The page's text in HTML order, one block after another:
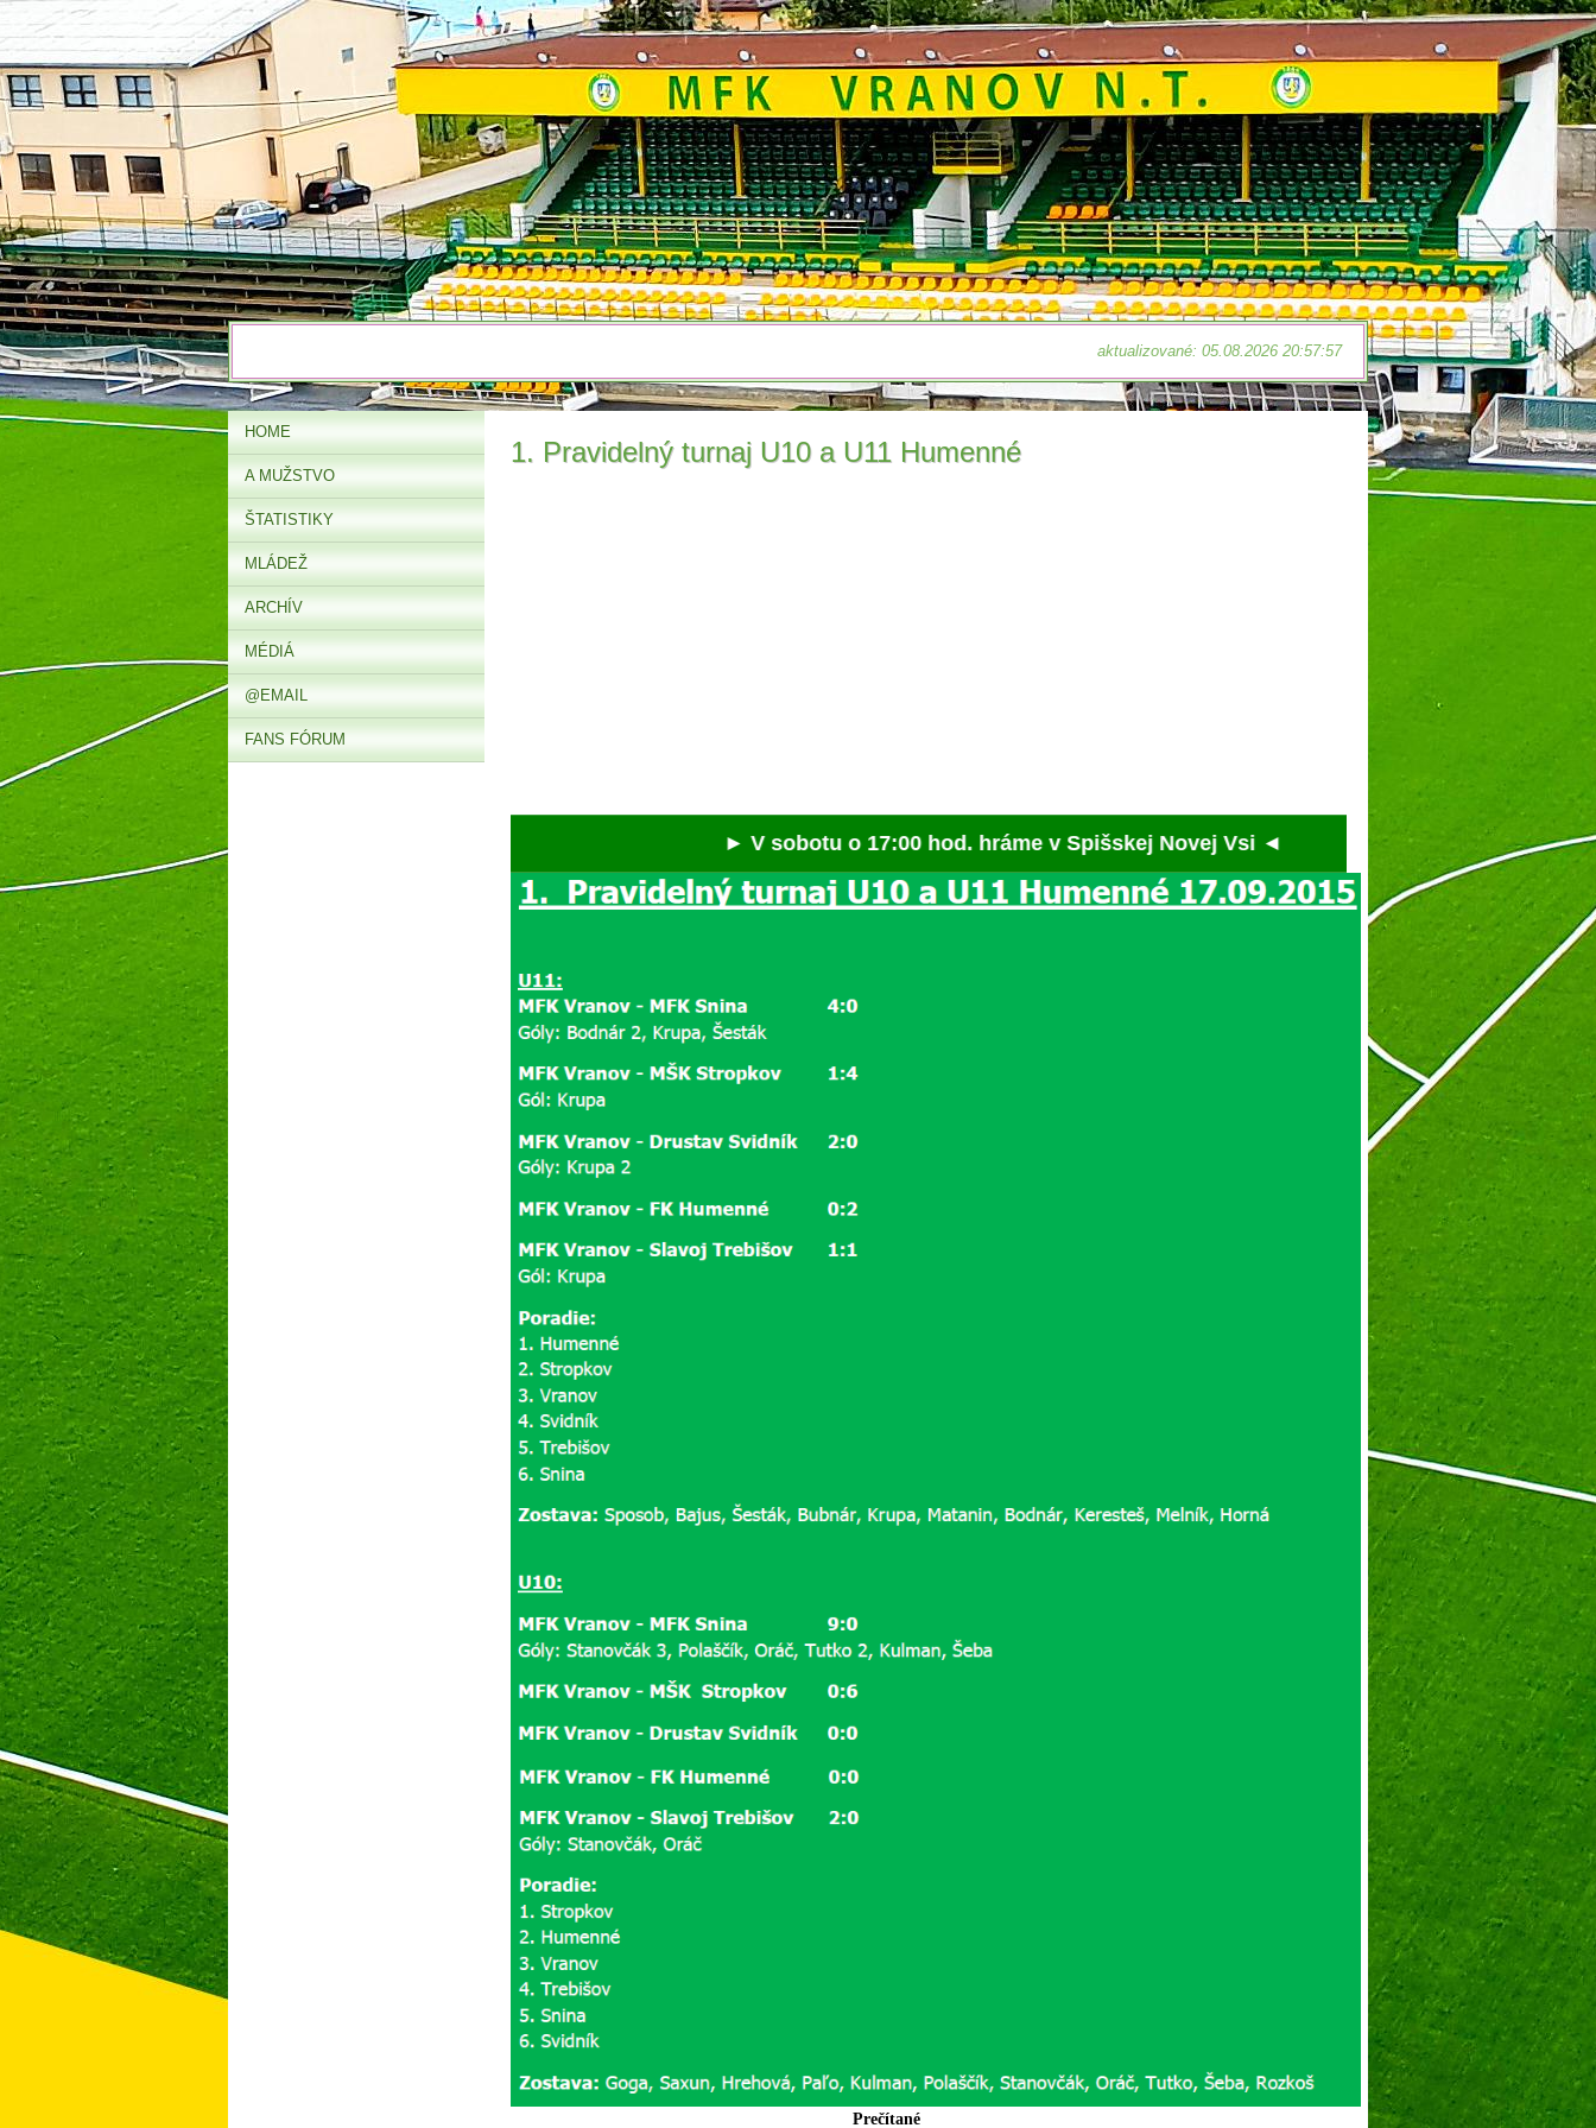
aktualizované: 05.08.2026 20:57:57
1. Pravidelný turnaj U10 a U11 Humenné
► V sobotu o 17:00 hod. hráme v Spišskej Novej Vsi ◄
Prečítané
HOME
A MUŽSTVO
ŠTATISTIKY
MLÁDEŽ
ARCHÍV
MÉDIÁ
@EMAIL
FANS FÓRUM